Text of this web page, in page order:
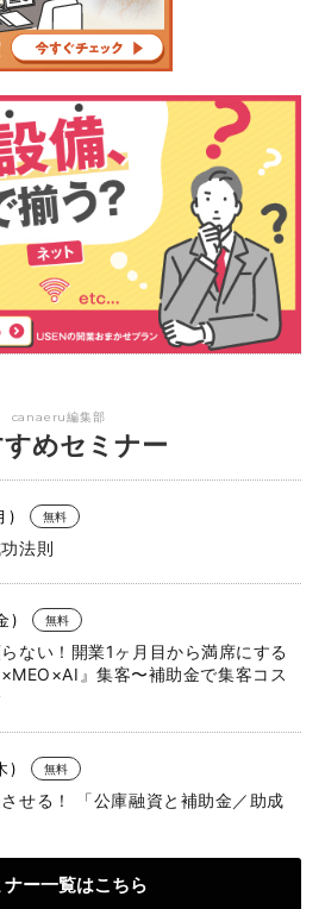
canaeru編集部
めセミナー
) 無料
法則
) 無料
ない！開業1ヶ月目から満席にする
』集客〜補助金で集客コス
) 無料
せる！ 「公庫融資と補助金／助成
ナー一覧はこちら